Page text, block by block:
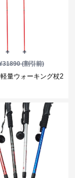
31890(割引前)
量ウォーキング杖2